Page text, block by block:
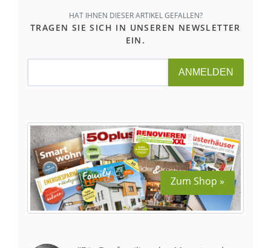
HAT IHNEN DIESER ARTIKEL GEFALLEN?
TRAGEN SIE SICH IN UNSEREN NEWSLETTER
EIN.
ANMELDEN
Zum Shop »